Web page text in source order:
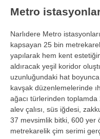
Metro
Narlıdere Metro
kapsayan 25 bin
yapılarak hem kent
aldıracak yeşil koridor
uzunluğundaki hat
kavşak düzenlemelerinde
ağacı türlerinden toplamda
alev çalısı, süs iğdesi,
37 mevsimlik bitki, 600 yer
metrekarelik çim serimi